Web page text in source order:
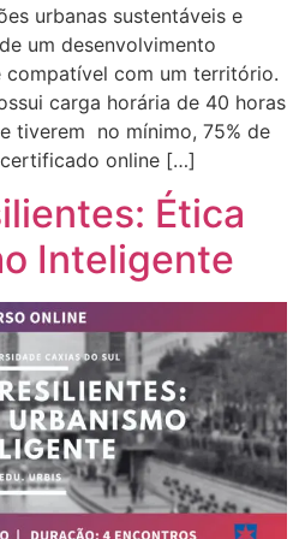
urbanas sustentáveis e
um desenvolvimento
compatível com um território.
carga horária de 40 horas
tiverem no mínimo, 75% de
online […]
Ética
Inteligente